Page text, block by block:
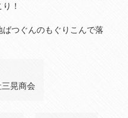
！
つぐんのもぐりこんで落
晃商会